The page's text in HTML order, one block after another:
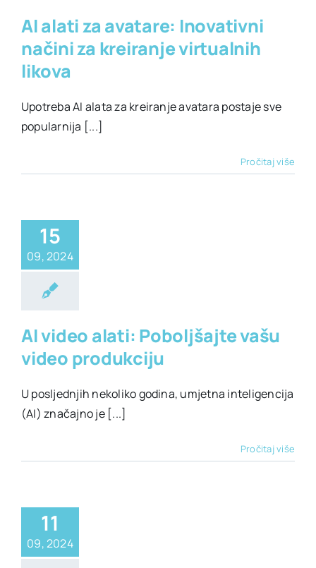
AI alati za avatare: Inovativni
načini za kreiranje virtualnih
likova
Upotreba AI alata za kreiranje avatara postaje sve
popularnija [...]
Pročitaj više
15
09, 2024
video alati
AI video alati: Poboljšajte vašu
video produkciju
U posljednjih nekoliko godina, umjetna inteligencija
(AI) značajno je [...]
Pročitaj više
11
09, 2024